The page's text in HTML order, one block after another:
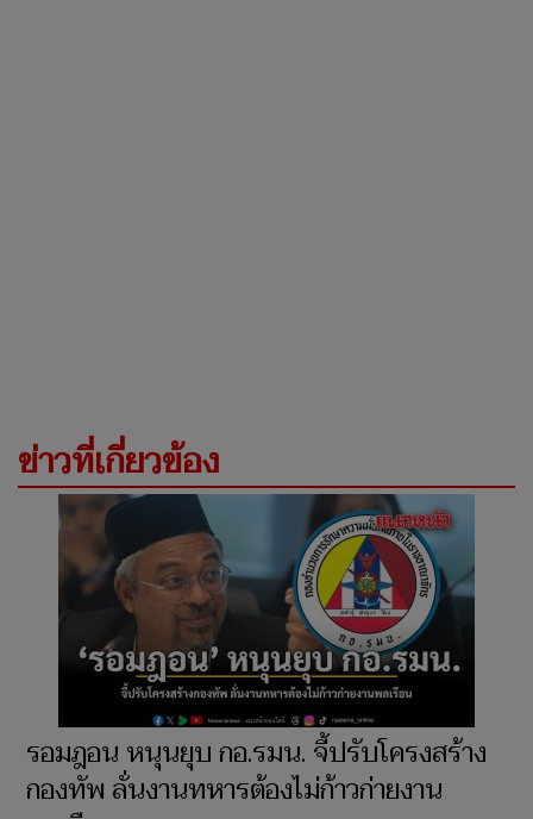
ข่าวที่เกี่ยวข้อง
รอมฎอน หนุนยุบ กอ.รมน. จี้ปรับโครงสร้าง
กองทัพ ลั่นงานทหารต้องไม่ก้าวก่ายงาน